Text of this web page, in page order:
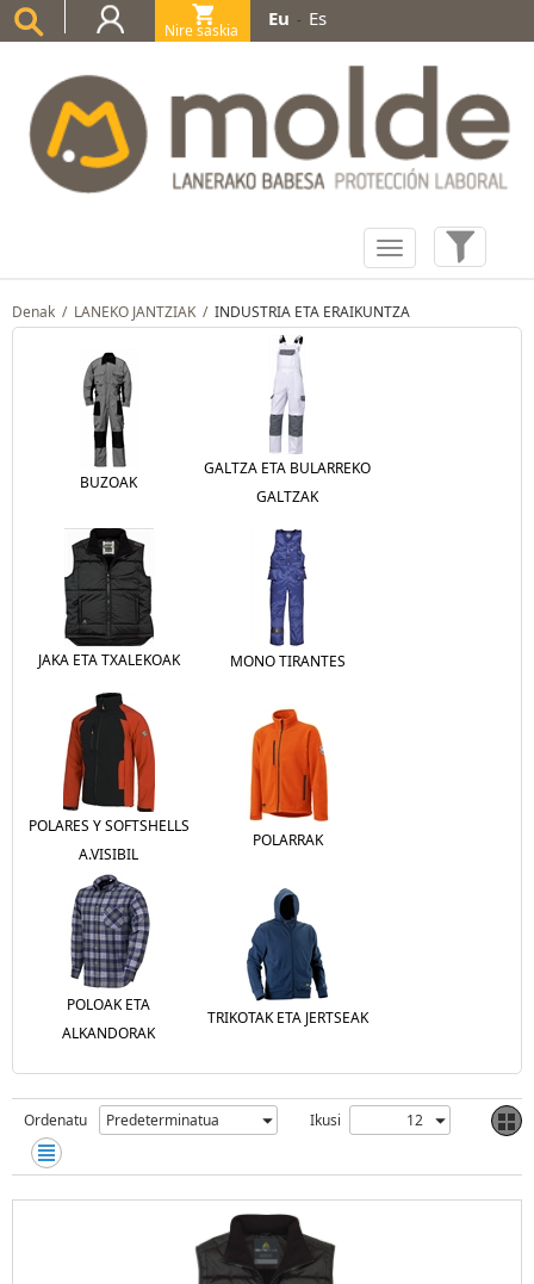
Nire saskia
(0)
Eu - Es
Denak / LANEKO JANTZIAK / INDUSTRIA ETA ERAIKUNTZA
BUZOAK
GALTZA ETA BULARREKO
GALTZAK
JAKA ETA TXALEKOAK MONO TIRANTES
POLARES Y SOFTSHELLS
A.VISIBIL
POLARRAK
POLOAK ETA
ALKANDORAK
TRIKOTAK ETA JERTSEAK
Ordenatu Ikusi